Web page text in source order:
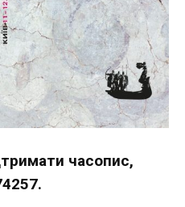
часопис,